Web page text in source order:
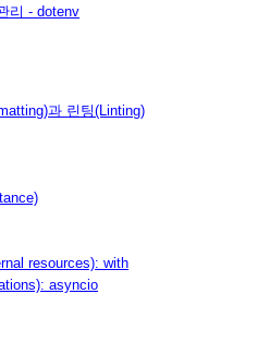
리 - dotenv
과 린팅(Linting)
resources): with
asyncio